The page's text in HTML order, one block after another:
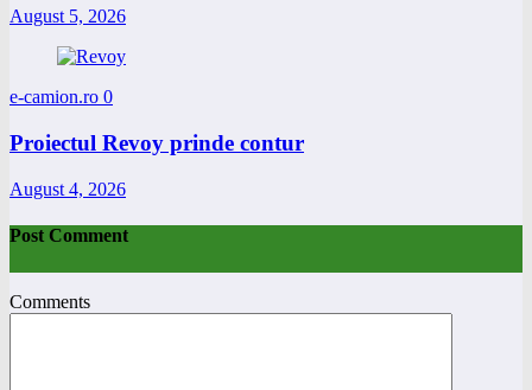
August 5, 2026
e-camion.ro 0
Proiectul Revoy prinde contur
August 4, 2026
Post Comment
Comments